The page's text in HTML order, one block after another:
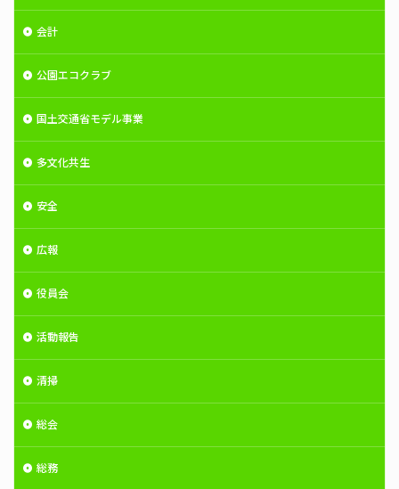
会計
公園エコクラブ
国土交通省モデル事業
多文化共生
安全
広報
役員会
活動報告
清掃
総会
総務